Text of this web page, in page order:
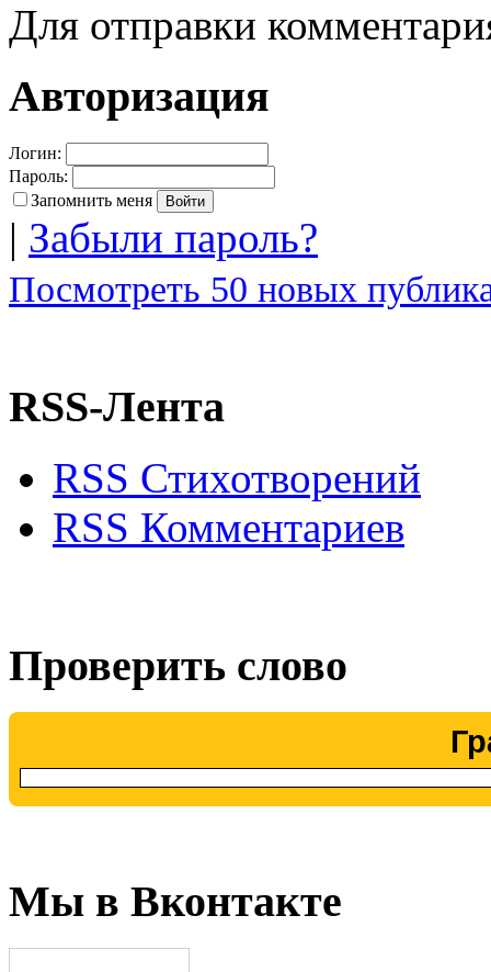
Для отправки
Авторизация
Логин:
Пароль:
Запомнить меня
| Забыли пароль?
Посмотреть 50 новых
RSS-Лента
RSS Стихотворений
RSS Комментариев
Проверить слово
Мы в Вконтакте